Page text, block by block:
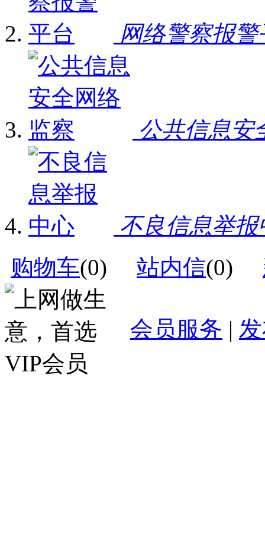
网络警察报警
公共信息安
不良信息举报
购物车(0) 站内信(0)
会员服务 |